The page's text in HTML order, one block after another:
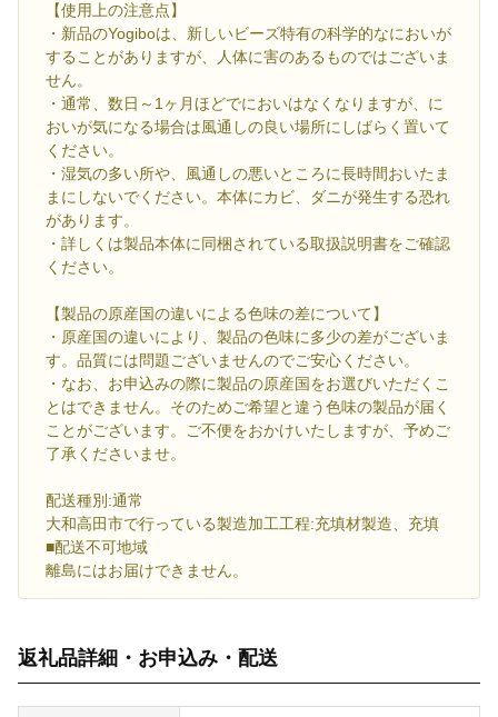
【使用上の注意点】
・新品のYogiboは、新しいビーズ特有の科学的なにおいが
することがありますが、人体に害のあるものではございま
せん。
・通常、数日～1ヶ月ほどでにおいはなくなりますが、に
おいが気になる場合は風通しの良い場所にしばらく置いて
ください。
・湿気の多い所や、風通しの悪いところに長時間おいたま
まにしないでください。本体にカビ、ダニが発生する恐れ
があります。
・詳しくは製品本体に同梱されている取扱説明書をご確認
ください。
【製品の原産国の違いによる色味の差について】
・原産国の違いにより、製品の色味に多少の差がございま
す。品質には問題ございませんのでご安心ください。
・なお、お申込みの際に製品の原産国をお選びいただくこ
とはできません。そのためご希望と違う色味の製品が届く
ことがございます。ご不便をおかけいたしますが、予めご
了承くださいませ。
配送種別:通常
大和高田市で行っている製造加工工程:充填材製造、充填
■配送不可地域
離島にはお届けできません。
返礼品詳細・お申込み・配送